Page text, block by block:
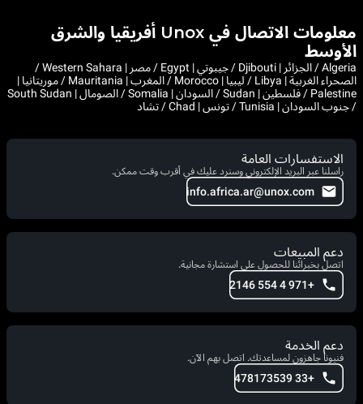
معلومات الاتصال في Unox أفريقيا والشرق
الأوسط
Algeria / الجزائر | Djibouti / جيبوتي | Egypt / مصر | Western Sahara /
الصحراء الغربية | Libya / ليبيا | Morocco / المغرب | Mauritania / موريتانيا |
Palestine / فلسطين | Sudan / السودان | Somalia / الصومال | South Sudan
/ جنوب السودان | Tunisia / تونس | Chad / تشاد
الاستفسارات العامة
راسلنا عبر البريد الإلكتروني وسنرد عليك في أقرب وقت ممكن.
info.africa.ar@unox.com
دعم المبيعات
اتصل بخبرائنا للحصول على استشارة مجانية.
+971 4 554 2146
دعم الخدمة
فنيونا جاهزون لمساعدتك. اتصل بهم الآن.
+33 478173539